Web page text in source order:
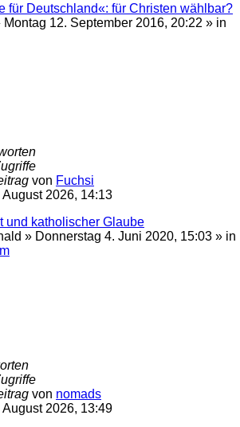
für Deutschland«: für Christen wählbar?
Montag 12. September 2016, 20:22 » in
von Fuchsi
August 2026, 14:13
und katholischer Glaube
» Donnerstag 4. Juni 2020, 15:03 » in
von nomads
August 2026, 13:49